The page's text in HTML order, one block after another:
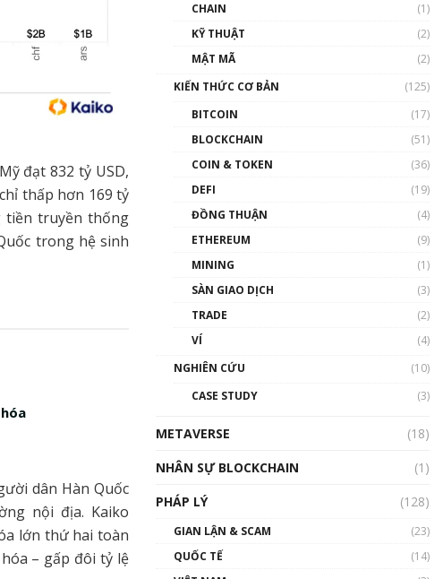
đạt 832 tỷ USD,
thấp hơn 169 tỷ
tiền truyền thống
trong hệ sinh
dân Hàn Quốc
nội địa. Kaiko
lớn thứ hai toàn
– gấp đôi tỷ lệ
Blockchain
Nhân sự tương lại ngành
Blockchain Việt Nam | Phổ
cập Blockchain
Blockchain đang được ứng
01:34:46
CHAIN
(1)
KỸ THUẬT
(2)
MẬT MÃ
(2)
KIẾN THỨC CƠ BẢN
(125)
BITCOIN
(17)
BLOCKCHAIN
(51)
COIN & TOKEN
(36)
DEFI
(19)
ĐỒNG THUẬN
(4)
ETHEREUM
(9)
MINING
(1)
SÀN GIAO DỊCH
(3)
TRADE
(2)
VÍ
(4)
NGHIÊN CỨU
(10)
CASE STUDY
(3)
METAVERSE
(18)
NHÂN SỰ BLOCKCHAIN
(1)
PHÁP LÝ
(128)
GIAN LẬN & SCAM
(23)
QUỐC TẾ
(14)